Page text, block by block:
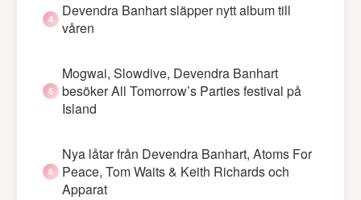
Devendra Banhart släpper nytt album till
våren
Mogwai, Slowdive, Devendra Banhart
besöker All Tomorrow’s Parties festival på
Island
Nya låtar från Devendra Banhart, Atoms For
Peace, Tom Waits & Keith Richards och
Apparat